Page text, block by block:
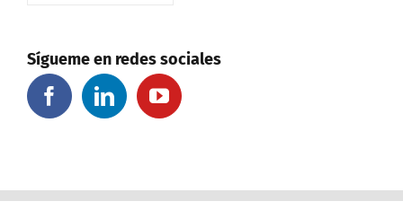
Sígueme en redes sociales